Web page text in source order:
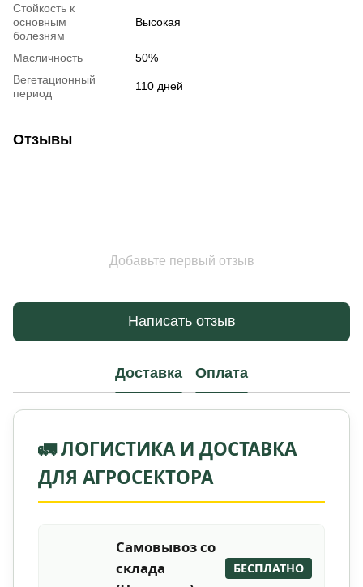
Стойкость к
основным
болезням
Высокая
Масличность
50%
Вегетационный
период
110 дней
Отзывы
Добавьте первый отзыв
Написать отзыв
Доставка Оплата
🚛 ЛОГИСТИКА И ДОСТАВКА
ДЛЯ АГРОСЕКТОРА
Самовывоз со
склада
БЕСПЛАТНО